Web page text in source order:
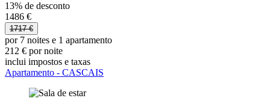
13% de desconto
1486 €
1717 €
por 7 noites e 1 apartamento
212 € por noite
inclui impostos e taxas
Apartamento - CASCAIS